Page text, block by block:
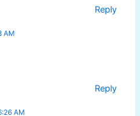
Reply
AM
Reply
AM